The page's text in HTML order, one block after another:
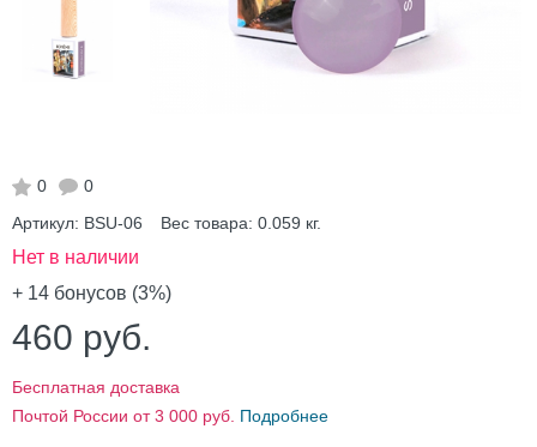
0
0
Артикул: BSU-06 Вес товара: 0.059 кг.
Нет в наличии
+ 14 бонусов (3%)
460 руб.
Бесплатная доставка
Почтой России от 3 000 руб. Подробнее